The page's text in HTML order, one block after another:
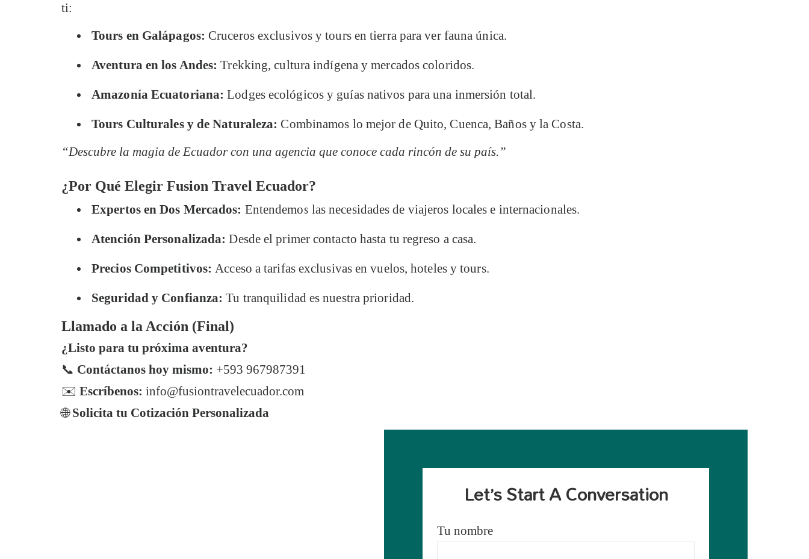
ti:
Tours en Galápagos: Cruceros exclusivos y tours en tierra para ver fauna única.
Aventura en los Andes: Trekking, cultura indígena y mercados coloridos.
Amazonía Ecuatoriana: Lodges ecológicos y guías nativos para una inmersión total.
Tours Culturales y de Naturaleza: Combinamos lo mejor de Quito, Cuenca, Baños y la Costa.
“Descubre la magia de Ecuador con una agencia que conoce cada rincón de su país.”
¿Por Qué Elegir Fusion Travel Ecuador?
Expertos en Dos Mercados: Entendemos las necesidades de viajeros locales e internacionales.
Atención Personalizada: Desde el primer contacto hasta tu regreso a casa.
Precios Competitivos: Acceso a tarifas exclusivas en vuelos, hoteles y tours.
Seguridad y Confianza: Tu tranquilidad es nuestra prioridad.
Llamado a la Acción (Final)
¿Listo para tu próxima aventura?
📞 Contáctanos hoy mismo: +593 967987391
✉️ Escríbenos: info@fusiontravelecuador.com
🌐Solicita tu Cotización Personalizada
Let’s Start A Conversation
Tu nombre